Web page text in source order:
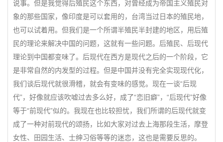
说事。但是我觉得后殖民这个东西，对曾经成为帝国主义殖民对
象的那些国家，像印度是可以套用的，台湾当过日本的殖民地，
也可以试着用。但我们是一个所谓半殖民半封建的地区，用后殖
民的理论来解决中国的问题，这就有一些问题。后殖民、后现代
理论到中国都变味了。后现代在西方是现代之后的一个阶段，它
是非常自然的内发型的过程。但是中国并没有完全实现现代化，
我们谈后现代就很滑稽，就会有变味的感觉。现在一谈“后现
代”，好像就应该吹嘘过去多么好，成了“恋旧癖”，“后现代”好像
等于“前现代”似的。我现在也比较担忧，我们所谓的后现代就变
成了一种对前现代的颂扬，比如大家对过去上海那段生活，摩登
女性、田园生活、士绅习俗等等的迷恋，这也是需要反思的。